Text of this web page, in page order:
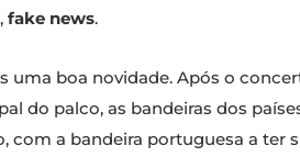
fake news.
uma boa novidade. Após o
do palco, as bandeiras dos
com a bandeira portuguesa a ter